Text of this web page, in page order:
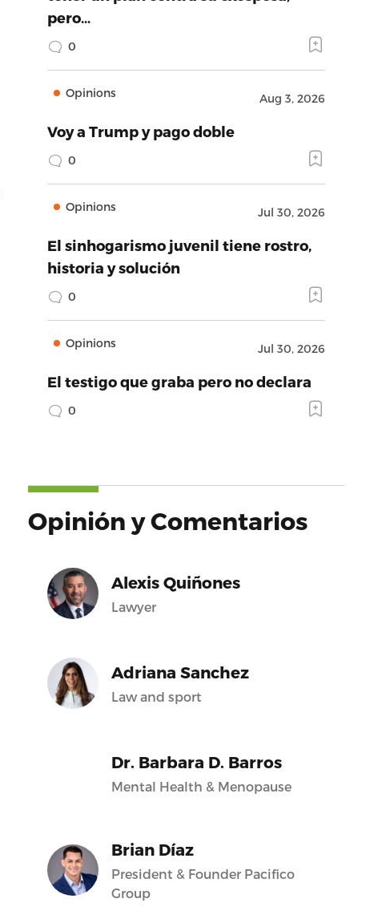
pero…
0
Opinions Aug 3, 2026
Voy a Trump y pago doble
0
Opinions Jul 30, 2026
El sinhogarismo juvenil tiene rostro,
historia y solución
0
Opinions Jul 30, 2026
El testigo que graba pero no declara
0
Opinión y Comentarios
Alexis Quiñones
Lawyer
Adriana Sanchez
Law and sport
Dr. Barbara D. Barros
Mental Health & Menopause
Brian Díaz
President & Founder Pacifico
Group